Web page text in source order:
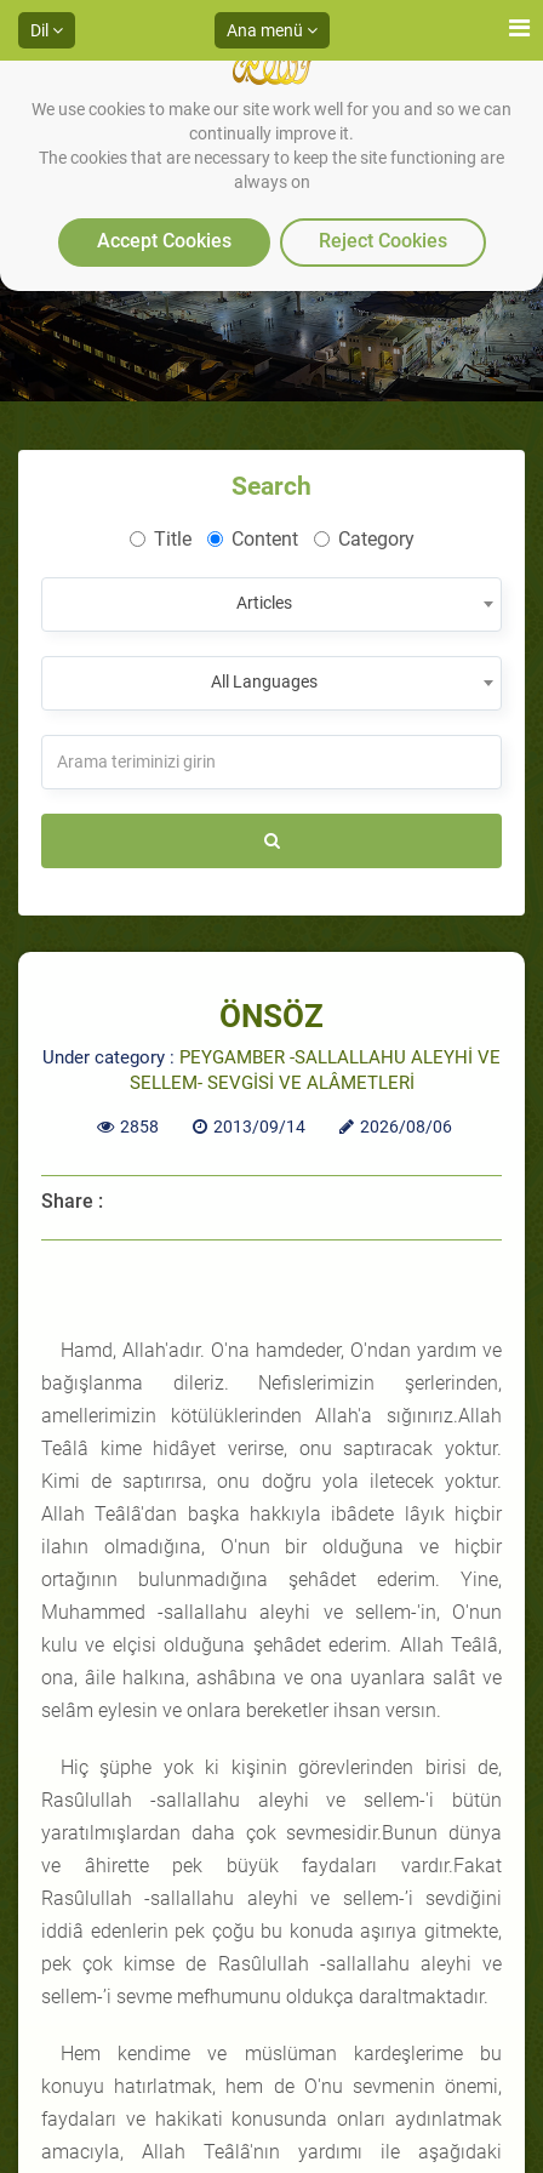
We use cookies to make our site work well for you and so we can
continually improve it.
The cookies that are necessary to keep the site functioning are
always on
Accept Cookies Reject Cookies
Dil Ana menü
ÖNSÖZ
Search
Title Content Category
Articles
All Languages
ÖNSÖZ
Under category : PEYGAMBER -SALLALLAHU ALEYHİ VE
SELLEM- SEVGİSİ VE ALÂMETLERİ
2858 2013/09/14 2026/08/06
Share :
Hamd, Allah'adır. O'na hamdeder, O'ndan yardım ve
bağışlanma dileriz. Nefislerimizin şerlerinden,
amellerimizin kötülüklerinden Allah'a sığınırız.Allah
Teâlâ kime hidâyet verirse, onu saptıracak yoktur.
Kimi de saptırırsa, onu doğru yola iletecek yoktur.
Allah Teâlâ'dan başka hakkıyla ibâdete lâyık hiçbir
ilahın olmadığına, O'nun bir olduğuna ve hiçbir
ortağının bulunmadığına şehâdet ederim. Yine,
Muhammed -sallallahu aleyhi ve sellem-'in, O'nun
kulu ve elçisi olduğuna şehâdet ederim. Allah Teâlâ,
ona, âile halkına, ashâbına ve ona uyanlara salât ve
selâm eylesin ve onlara bereketler ihsan versın.
Hiç şüphe yok ki kişinin görevlerinden birisi de,
Rasûlullah -sallallahu aleyhi ve sellem-'i bütün
yaratılmışlardan daha çok sevmesidir.Bunun dünya
ve âhirette pek büyük faydaları vardır.Fakat
Rasûlullah -sallallahu aleyhi ve sellem-’i sevdiğini
iddiâ edenlerin pek çoğu bu konuda aşırıya gitmekte,
pek çok kimse de Rasûlullah -sallallahu aleyhi ve
sellem-’i sevme mefhumunu oldukça daraltmaktadır.
Hem kendime ve müslüman kardeşlerime bu
konuyu hatırlatmak, hem de O'nu sevmenin önemi,
faydaları ve hakikati konusunda onları aydınlatmak
amacıyla, Allah Teâlâ'nın yardımı ile aşağıdaki